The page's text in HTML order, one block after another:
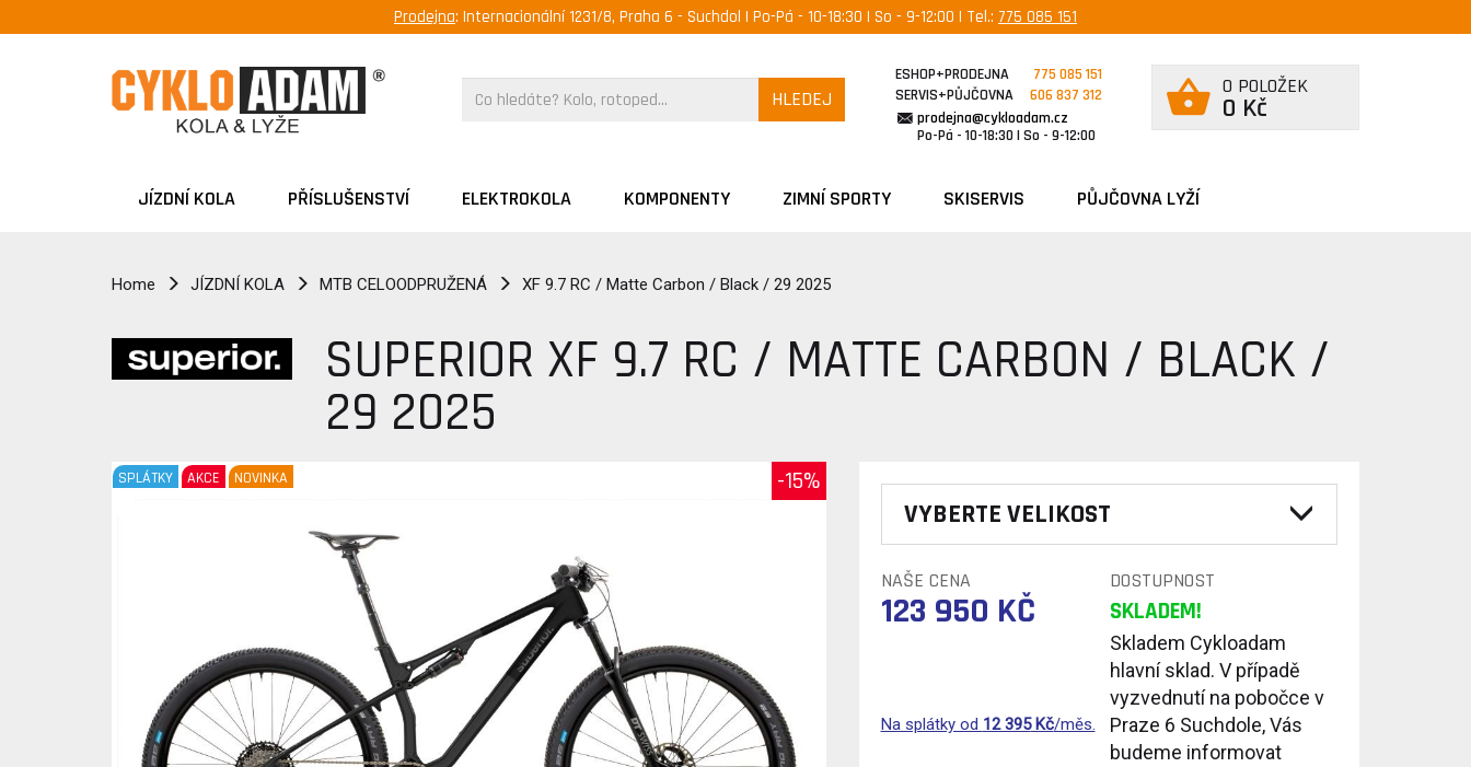
Prodejna: Internacionální 1231/8, Praha 6 - Suchdol | Po-Pá - 10-18:30 | So - 9-12:00 | Tel.: 775 085 151
HLEDEJ
ESHOP+PRODEJNA
775 085 151
SERVIS+PŮJČOVNA
606 837 312
prodejna@cykloadam.cz
Po-Pá - 10-18:30 | So - 9-12:00
0 POLOŽEK
0 Kč
JÍZDNÍ KOLA PŘÍSLUŠENSTVÍ ELEKTROKOLA KOMPONENTY ZIMNÍ SPORTY SKISERVIS PŮJČOVNA LYŽÍ
Home JÍZDNÍ KOLA MTB CELOODPRUŽENÁ XF 9.7 RC / Matte Carbon / Black / 29 2025
SUPERIOR XF 9.7 RC / MATTE CARBON / BLACK /
29 2025
-15%
SPLÁTKY AKCE NOVINKA
VYBERTE VELIKOST
NAŠE CENA DOSTUPNOST
123 950 KČ SKLADEM!
Na splátky od 12 395Kč/měs.
Skladem Cykloadam
hlavní sklad. V případě
vyzvednutí na pobočce v
Praze 6 Suchdole, Vás
budeme informovat